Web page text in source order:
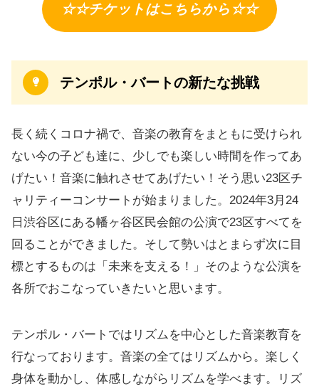
☆☆チケットはこちらから☆☆
テンポル・バートの新たな挑戦
長く続くコロナ禍で、音楽の教育をまともに受けられ
ない今の子ども達に、少しでも楽しい時間を作ってあ
げたい！音楽に触れさせてあげたい！そう思い23区チ
ャリティーコンサートが始まりました。2024年3月24
日渋谷区にある幡ヶ谷区民会館の公演で23区すべてを
回ることができました。そして勢いはとまらず次に目
標とするものは「未来を支える！」そのような公演を
各所でおこなっていきたいと思います。
テンポル・バートではリズムを中心とした音楽教育を
行なっております。音楽の全てはリズムから。楽しく
身体を動かし、体感しながらリズムを学べます。リズ